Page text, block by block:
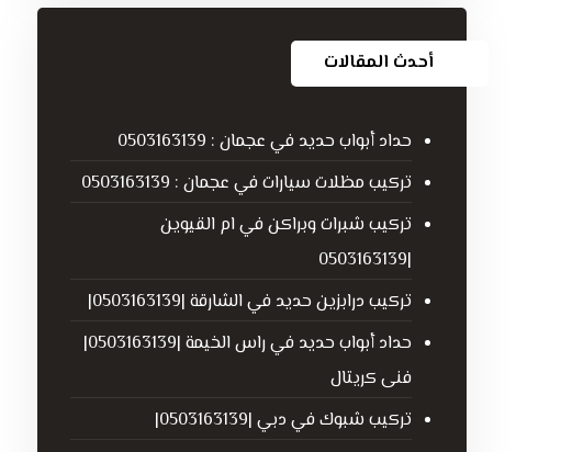
أحدث المقالات
حداد أبواب حديد في عجمان : 0503163139
تركيب مظلات سيارات في عجمان : 0503163139
تركيب شبرات وبراكن في ام القيوين
|0503163139
تركيب درابزين حديد في الشارقة |0503163139|
حداد أبواب حديد في راس الخيمة |0503163139|
فنى كريتال
تركيب شبوك في دبي |0503163139|